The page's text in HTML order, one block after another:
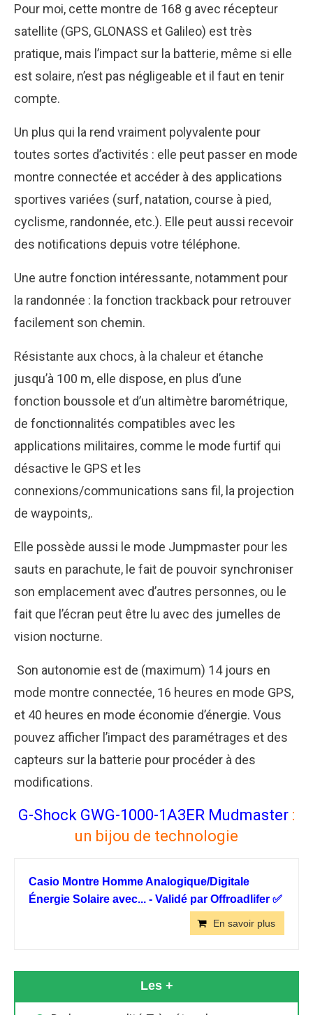
Pour moi, cette montre de 168 g avec récepteur
satellite (GPS, GLONASS et Galileo) est très
pratique, mais l’impact sur la batterie, même si elle
est solaire, n’est pas négligeable et il faut en tenir
compte.
Un plus qui la rend vraiment polyvalente pour
toutes sortes d’activités : elle peut passer en mode
montre connectée et accéder à des applications
sportives variées (surf, natation, course à pied,
cyclisme, randonnée, etc.). Elle peut aussi recevoir
des notifications depuis votre téléphone.
Une autre fonction intéressante, notamment pour
la randonnée : la fonction trackback pour retrouver
facilement son chemin.
Résistante aux chocs, à la chaleur et étanche
jusqu’à 100 m, elle dispose, en plus d’une
fonction boussole et d’un altimètre barométrique,
de fonctionnalités compatibles avec les
applications militaires, comme le mode furtif qui
désactive le GPS et les
connexions/communications sans fil, la projection
de waypoints,.
Elle possède aussi le mode Jumpmaster pour les
sauts en parachute, le fait de pouvoir synchroniser
son emplacement avec d’autres personnes, ou le
fait que l’écran peut être lu avec des jumelles de
vision nocturne.
Son autonomie est de (maximum) 14 jours en
mode montre connectée, 16 heures en mode GPS,
et 40 heures en mode économie d’énergie. Vous
pouvez afficher l’impact des paramétrages et des
capteurs sur la batterie pour procéder à des
modifications.
G-Shock GWG-1000-1A3ER Mudmaster :
un bijou de technologie
Casio Montre Homme Analogique/Digitale
Énergie Solaire avec... - Validé par Offroadlifer ✅
En savoir plus
Les +